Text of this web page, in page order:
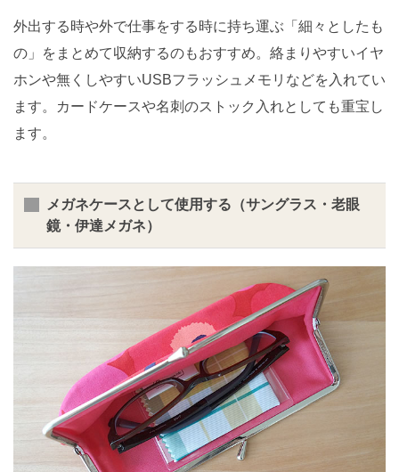
外出する時や外で仕事をする時に持ち運ぶ「細々としたも
の」をまとめて収納するのもおすすめ。絡まりやすいイヤ
ホンや無くしやすいUSBフラッシュメモリなどを入れてい
ます。カードケースや名刺のストック入れとしても重宝し
ます。
メガネケースとして使用する（サングラス・老眼
鏡・伊達メガネ）